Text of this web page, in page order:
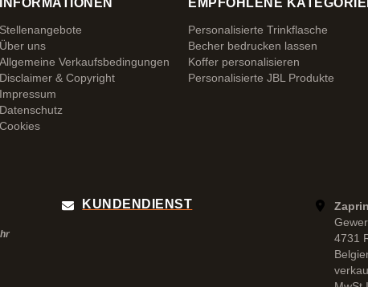
INFORMATIONEN
Stellenangebote
Über uns
Allgemeine Verkaufsbedingungen
Disclaimer & Copyright
Impressum
Datenschutz
Cookies
EMPFOHLENE
Personalisierte Trinkflasche
Becher bedrucken lassen
Koffer personalisieren
Personalisierte JBL Produkte
KUNDENDIENST
4731